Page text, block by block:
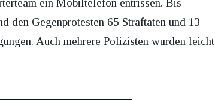
ein Mobiltelefon entrissen. Bis
den Gegenprotesten 65 Straftaten und 13
Auch mehrere Polizisten wurden leicht